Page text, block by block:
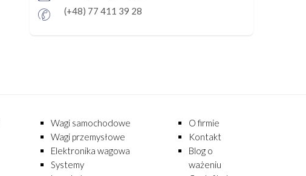
(+48) 77 411 39 28
Wagi samochodowe
Wagi przemysłowe
Elektronika wagowa
Systemy
O firmie
Kontakt
Blog o
ważeniu